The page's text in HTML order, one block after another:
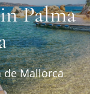
Palma
de Mallorca